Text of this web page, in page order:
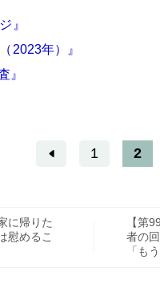
』
2023年）』
』
1 2
に帰りた
慰めるこ
【第
者の
「も